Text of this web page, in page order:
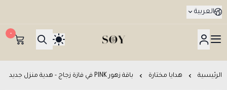
العربية
هدايا جدة SOY Gifts بتوصيل في نفس اليوم
٠
الرئيسية هدايا مختارة باقة زهور PINK في فازة زجاج - هدية منزل جديد